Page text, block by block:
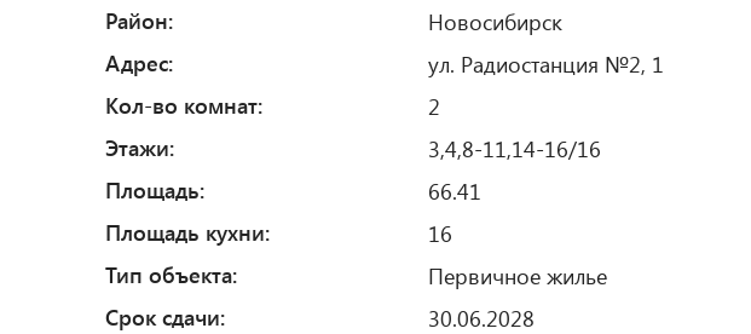
Район:
Адрес:
Кол-во комнат:
Этажи:
Площадь:
Площадь кухни:
Тип объекта:
Срок сдачи:
Новосибирск
ул. Радиостанция №2, 1
2
3,4,8-11,14-16/16
66.41
16
Первичное жилье
30.06.2028